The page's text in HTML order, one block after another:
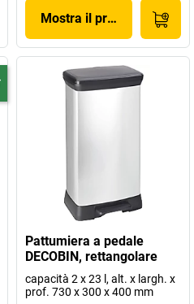
Mostra il prodotto
Pattumiera a pedale
DECOBIN, rettangolare
capacità 2 x 23 l, alt. x largh. x
prof. 730 x 300 x 400 mm